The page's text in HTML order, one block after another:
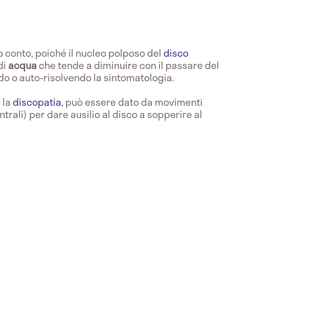
poiché il nucleo polposo del disco
acquache tende a diminuire con il passare del
o auto-risolvendo la sintomatologia.
discopatia, può essere dato da movimenti
per dare ausilio al disco a sopperire al